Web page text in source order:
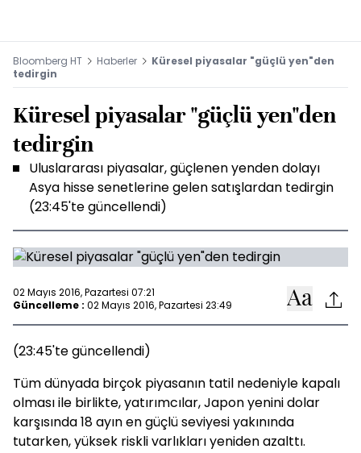
Bloomberg HT Haberler
Küresel piyasalar "güçlü yen"den
tedirgin
Küresel piyasalar "güçlü yen"den
tedirgin
Uluslararası piyasalar, güçlenen yenden dolayı
Asya hisse senetlerine gelen satışlardan tedirgin
(23:45'te güncellendi)
02 Mayıs 2016, Pazartesi 07:21
Güncelleme : 02 Mayıs 2016, Pazartesi 23:49
(23:45'te güncellendi)
Tüm dünyada birçok piyasanın tatil nedeniyle kapalı
olması ile birlikte, yatırımcılar, Japon yenini dolar
karşısında 18 ayın en güçlü seviyesi yakınında
tutarken, yüksek riskli varlıkları yeniden azalttı.